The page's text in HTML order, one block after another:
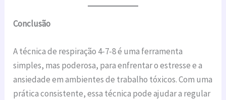
Conclusão
A técnica de respiração 4-7-8 é uma ferramenta
simples, mas poderosa, para enfrentar o estresse e a
ansiedade em ambientes de trabalho tóxicos. Com uma
prática consistente, essa técnica pode ajudar a regular